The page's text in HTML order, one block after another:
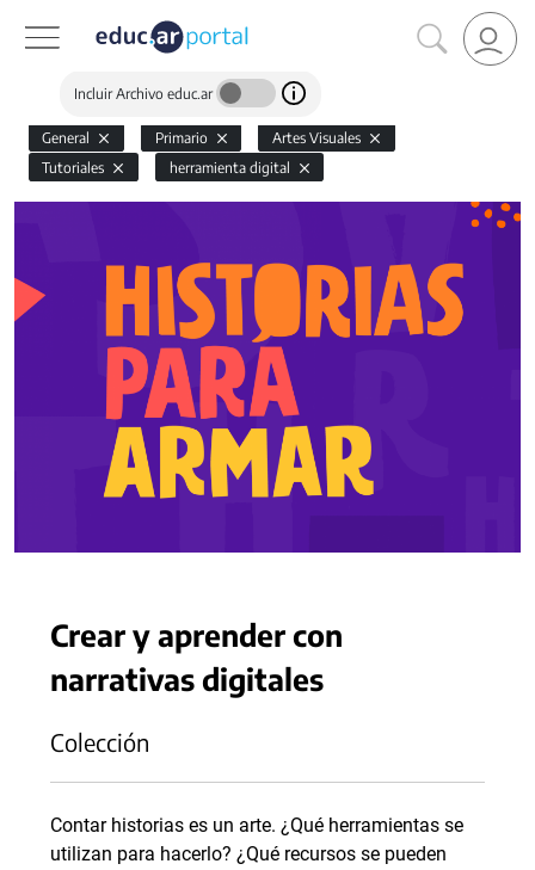
Incluir Archivo educ.ar
General Primario
Artes Visuales
Tutoriales
herramienta digital
Crear y aprender con
narrativas digitales
Colección
Contar historias es un arte. ¿Qué herramientas se
utilizan para hacerlo? ¿Qué recursos se pueden